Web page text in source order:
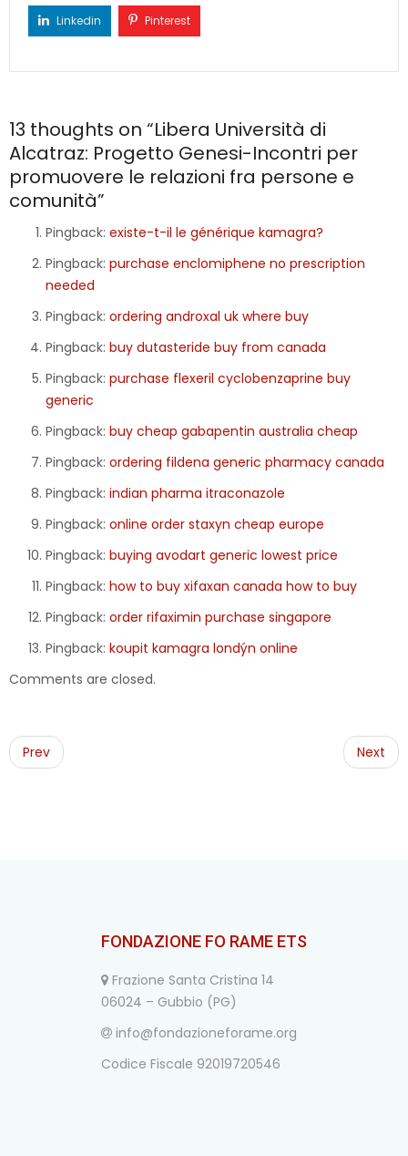
Linkedin Pinterest
13 thoughts on “Libera Università di
Alcatraz: Progetto Genesi-Incontri per
promuovere le relazioni fra persone e
comunità”
Pingback: existe-t-il le générique kamagra?
Pingback: purchase enclomiphene no prescription
needed
Pingback: ordering androxal uk where buy
Pingback: buy dutasteride buy from canada
Pingback: purchase flexeril cyclobenzaprine buy
generic
Pingback: buy cheap gabapentin australia cheap
Pingback: ordering fildena generic pharmacy canada
Pingback: indian pharma itraconazole
Pingback: online order staxyn cheap europe
Pingback: buying avodart generic lowest price
Pingback: how to buy xifaxan canada how to buy
Pingback: order rifaximin purchase singapore
Pingback: koupit kamagra londýn online
Comments are closed.
Post
navigation
Prev Next
FONDAZIONE FO RAME ETS
Frazione Santa Cristina 14
06024 – Gubbio (PG)
info@fondazioneforame.org
Codice Fiscale 92019720546